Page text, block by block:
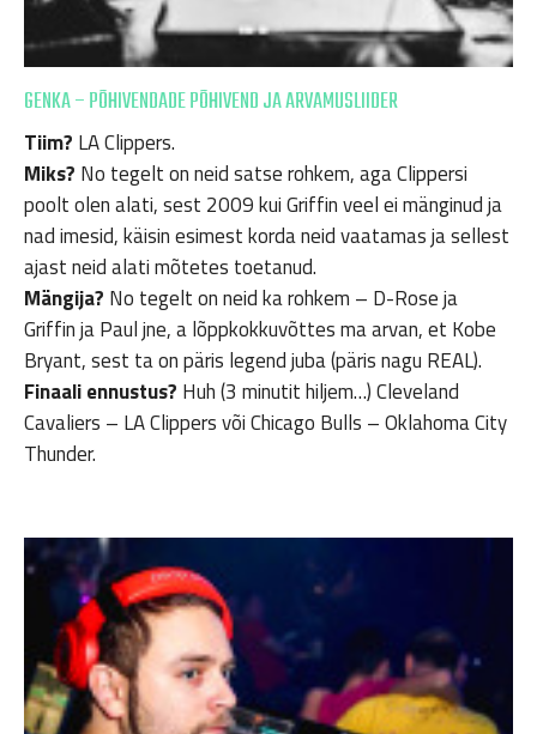
GENKA – PÕHIVENDADE PÕHIVEND JA ARVAMUSLIIDER
Tiim? LA Clippers.
Miks? No tegelt on neid satse rohkem, aga Clippersi
poolt olen alati, sest 2009 kui Griffin veel ei mänginud ja
nad imesid, käisin esimest korda neid vaatamas ja sellest
ajast neid alati mõtetes toetanud.
Mängija? No tegelt on neid ka rohkem – D-Rose ja
Griffin ja Paul jne, a lõppkokkuvõttes ma arvan, et Kobe
Bryant, sest ta on päris legend juba (päris nagu REAL).
Finaali ennustus? Huh (3 minutit hiljem…) Cleveland
Cavaliers – LA Clippers või Chicago Bulls – Oklahoma City
Thunder.